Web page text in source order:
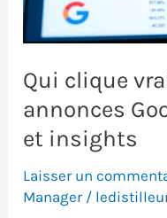
en
2025
Qui clique
annonces
et insights
Laisser un
Manager/